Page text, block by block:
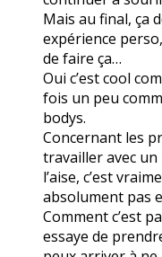
Mais au final, ça
expérience
de faire ça…
Oui c’est cool
fois un peu
bodys.
Concernant les
travailler avec un
l’aise, c’est
absolument pas
Comment c’est
essaye de